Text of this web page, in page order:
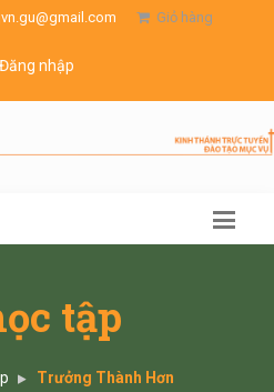
Giỏ hàng
Đăng nhập
tập
Trưởng Thành Hơn